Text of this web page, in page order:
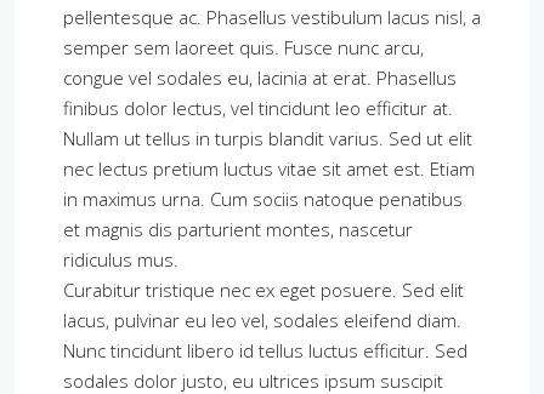
pellentesque ac. Phasellus vestibulum lacus nisl, a
semper sem laoreet quis. Fusce nunc arcu,
congue vel sodales eu, lacinia at erat. Phasellus
finibus dolor lectus, vel tincidunt leo efficitur at.
Nullam ut tellus in turpis blandit varius. Sed ut elit
nec lectus pretium luctus vitae sit amet est. Etiam
in maximus urna. Cum sociis natoque penatibus
et magnis dis parturient montes, nascetur
ridiculus mus.
Curabitur tristique nec ex eget posuere. Sed elit
lacus, pulvinar eu leo vel, sodales eleifend diam.
Nunc tincidunt libero id tellus luctus efficitur. Sed
sodales dolor justo, eu ultrices ipsum suscipit